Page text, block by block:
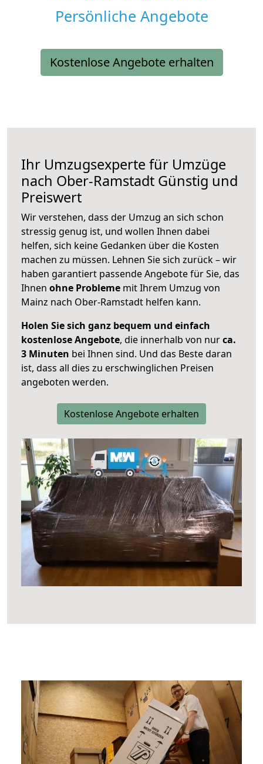
Persönliche Angebote
Kostenlose Angebote erhalten
Ihr Umzugsexperte für Umzüge
nach Ober-Ramstadt Günstig und
Preiswert
Wir verstehen, dass der Umzug an sich schon
stressig genug ist, und wollen Ihnen dabei
helfen, sich keine Gedanken über die Kosten
machen zu müssen. Lehnen Sie sich zurück – wir
haben garantiert passende Angebote für Sie, das
Ihnen ohne Probleme mit Ihrem Umzug von
Mainz nach Ober-Ramstadt helfen kann.
Holen Sie sich ganz bequem und einfach
kostenlose Angebote, die innerhalb von nurca.
3 Minuten bei Ihnen sind. Und das Beste daran
ist, dass all dies zu erschwinglichen Preisen
angeboten werden.
Kostenlose Angebote erhalten